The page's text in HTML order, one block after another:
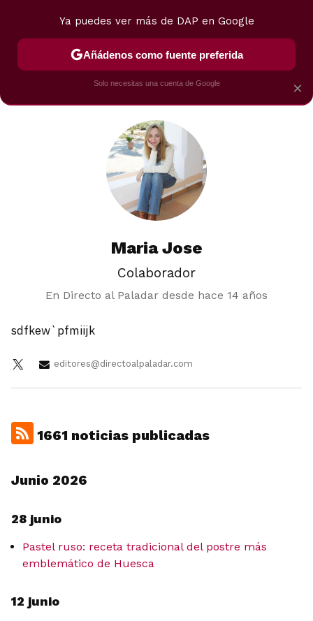
POSTRES VIAJES SELECCIÓN VEGUI
Maria Jose
Colaborador
En Directo al Paladar desde hace 14 años
sdfkew`pfmiijk
editores@directoalpaladar.com
1661 noticias publicadas
Junio 2026
28 junio
Pastel ruso: receta tradicional del postre más
emblemático de Huesca
12 junio
×
Ya puedes ver más de DAP en Google
Añádenos como fuente preferida
Solo necesitas una cuenta de Google